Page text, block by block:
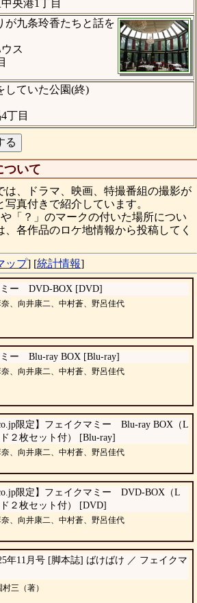
央港1丁目
が九条玲香たちと話を
ス
していた公園(終)
丁目
ついて
、ドラマ、映画、特撮番組の撮影が
真付きで紹介しています。
「？」のマークの付いた場所につい
各作品のロケ地情報から投稿してく
ップ] [統計情報]
ミー DVD-BOX [DVD]
、向井康二、中村蒼、野呂佳代
ー Blu-ray BOX [Blu-ray]
、向井康二、中村蒼、野呂佳代
限定】フェイクマミー Blu-ray BOX（L
２枚セット付） [Blu-ray]
、向井康二、中村蒼、野呂佳代
限定】フェイクマミー DVD-BOX（L
２枚セット付） [DVD]
、向井康二、中村蒼、野呂佳代
年11月号 [脚本誌] ばけばけ ／ フェイクマ
三（著）